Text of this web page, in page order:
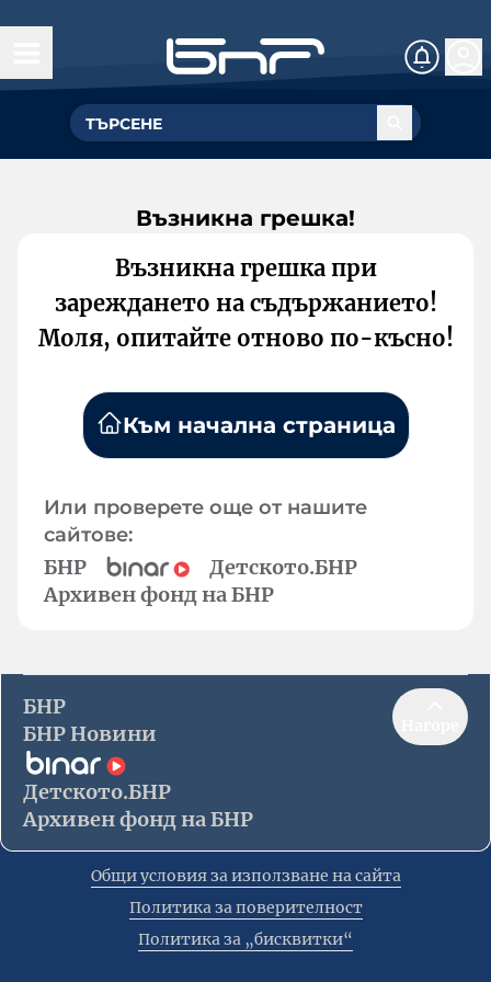
Възникна грешка!
Възникна грешка при
зареждането на съдържанието!
Моля, опитайте отново по-късно!
Към начална страница
Или проверете още от нашите
сайтове:
БНР
Детското.БНР
Архивен фонд на БНР
БНР
БНР Новини
Детското.БНР
Архивен фонд на БНР
Общи условия за използване на сайта
Политика за поверителност
Политика за „бисквитки“